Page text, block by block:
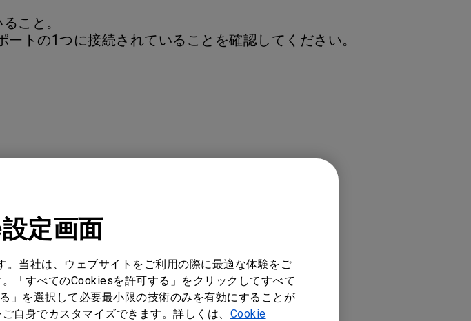
定画面
当社は、ウェブサイトをご利用の際に最適な体験をご
「すべてのCookiesを許可する」をクリックしてすべて
」を選択して必要最小限の技術のみを有効にすることが
自身でカスタマイズできます。詳しくは、 Cookie
こと。
ートの1つに接続されていることを確認して ください。